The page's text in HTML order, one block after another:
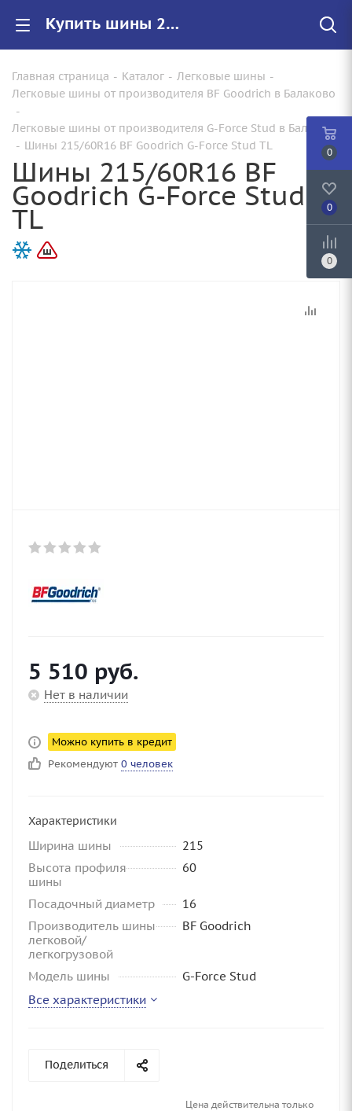
Купить шины 215/60R16 BF Goodrich G-Force Stud TL |Арт.332077 по цене от 5510.00 руб. в Балаково с доставкой
Главная страница - Каталог - Легковые шины -
Легковые шины от производителя BF Goodrich в Балаково
-
Легковые шины от производителя G-Force Stud в Балаково
- Шины 215/60R16 BF Goodrich G-Force Stud TL
Шины 215/60R16 BF
Goodrich G-Force Stud
TL
5 510 руб.
Нет в наличии
Можно купить в кредит
Рекомендуют 0 человек
Характеристики
Ширина шины
215
Высота профиля
шины
60
Посадочный диаметр
16
Производитель шины
легковой/
легкогрузовой
BF Goodrich
Модель шины
G-Force Stud
Все характеристики
Поделиться
Цена действительна только
0
0
0